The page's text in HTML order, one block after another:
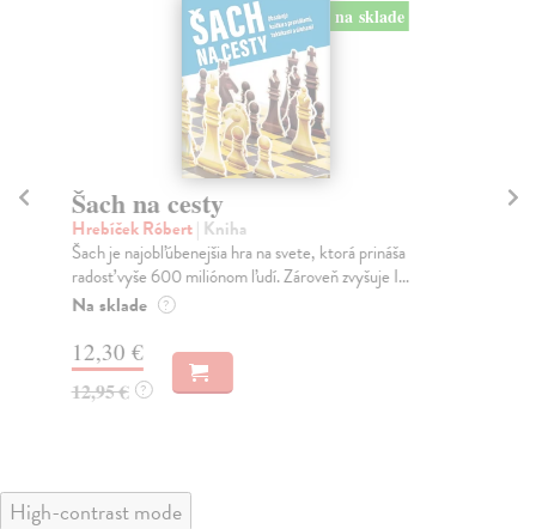
na sklade
Šach na cesty
Hrebíček Róbert| Kniha
Šach je najobľúbenejšia hra na svete, ktorá prináša
radosť vyše 600 miliónom ľudí. Zároveň zvyšuje I...
Na sklade ?
12,30 €
12,95 € ?
High-contrast mode